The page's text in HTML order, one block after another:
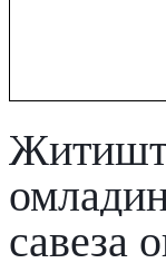
савеза